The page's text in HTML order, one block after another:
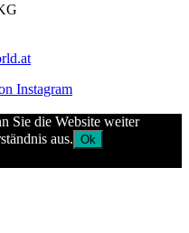
Sie die Website weiter
aus. Ok